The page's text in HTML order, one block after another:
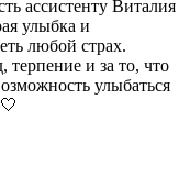
ассистенту Виталия
улыбка и
любой страх.
терпение и за то, что
улыбаться